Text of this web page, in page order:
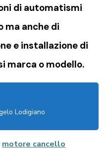
di automatismi
ma anche di
e installazione di
marca o modello.
Lodigiano
motore cancello